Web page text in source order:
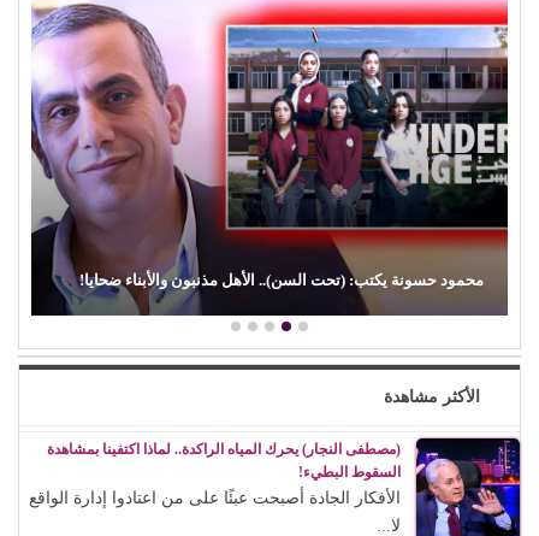
محمود حسونة يكتب: (تحت السن).. الأهل مذنبون والأبناء ضحايا!
الأكثر مشاهدة
(مصطفى النجار) يحرك المياه الراكدة.. لماذا اكتفينا بمشاهدة
السقوط البطيء!
الأفكار الجادة أصبحت عبئًا على من اعتادوا إدارة الواقع
لا...